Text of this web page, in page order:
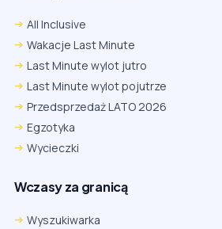
All Inclusive
Wakacje Last Minute
Last Minute wylot jutro
Last Minute wylot pojutrze
Przedsprzedaż LATO 2026
Egzotyka
Wycieczki
Wczasy za granicą
Wyszukiwarka